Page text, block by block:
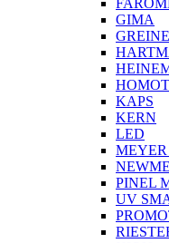
GIMA
KAPS
KERN
LED
PINEL
UV